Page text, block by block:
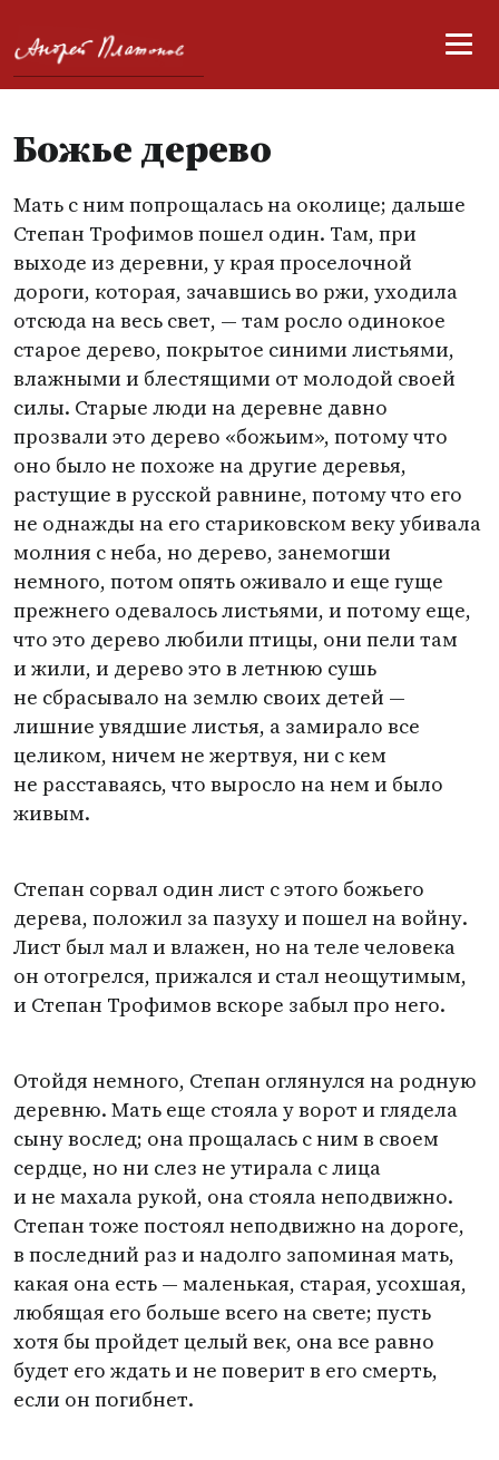
Божье дерево
Мать с ним попрощалась на околице; дальше
Степан Трофимов пошел один. Там, при
выходе из деревни, у края проселочной
дороги, которая, зачавшись во ржи, уходила
отсюда на весь свет, — там росло одинокое
старое дерево, покрытое синими листьями,
влажными и блестящими от молодой своей
силы. Старые люди на деревне давно
прозвали это дерево «божьим», потому что
оно было не похоже на другие деревья,
растущие в русской равнине, потому что его
не однажды на его стариковском веку убивала
молния с неба, но дерево, занемогши
немного, потом опять оживало и еще гуще
прежнего одевалось листьями, и потому еще,
что это дерево любили птицы, они пели там
и жили, и дерево это в летнюю сушь
не сбрасывало на землю своих детей —
лишние увядшие листья, а замирало все
целиком, ничем не жертвуя, ни с кем
не расставаясь, что выросло на нем и было
живым.
Степан сорвал один лист с этого божьего
дерева, положил за пазуху и пошел на войну.
Лист был мал и влажен, но на теле человека
он отогрелся, прижался и стал неощутимым,
и Степан Трофимов вскоре забыл про него.
Отойдя немного, Степан оглянулся на родную
деревню. Мать еще стояла у ворот и глядела
сыну вослед; она прощалась с ним в своем
сердце, но ни слез не утирала с лица
и не махала рукой, она стояла неподвижно.
Степан тоже постоял неподвижно на дороге,
в последний раз и надолго запоминая мать,
какая она есть — маленькая, старая, усохшая,
любящая его больше всего на свете; пусть
хотя бы пройдет целый век, она все равно
будет его ждать и не поверит в его смерть,
если он погибнет.